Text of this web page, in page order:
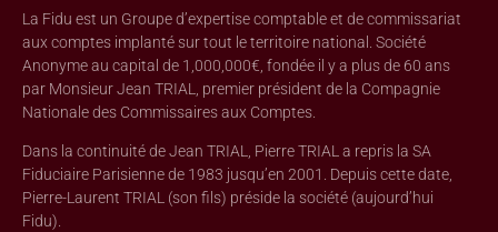
La Fidu est un Groupe d’expertise comptable et de commissariat
aux comptes implanté sur tout le territoire national. Société
Anonyme au capital de 1,000,000€, fondée il y a plus de 60 ans
par Monsieur Jean TRIAL, premier président de la Compagnie
Nationale des Commissaires aux Comptes.
Dans la continuité de Jean TRIAL, Pierre TRIAL a repris la SA
Fiduciaire Parisienne de 1983 jusqu’en 2001. Depuis cette date,
Pierre-Laurent TRIAL (son fils) préside la société (aujourd’hui
Fidu).